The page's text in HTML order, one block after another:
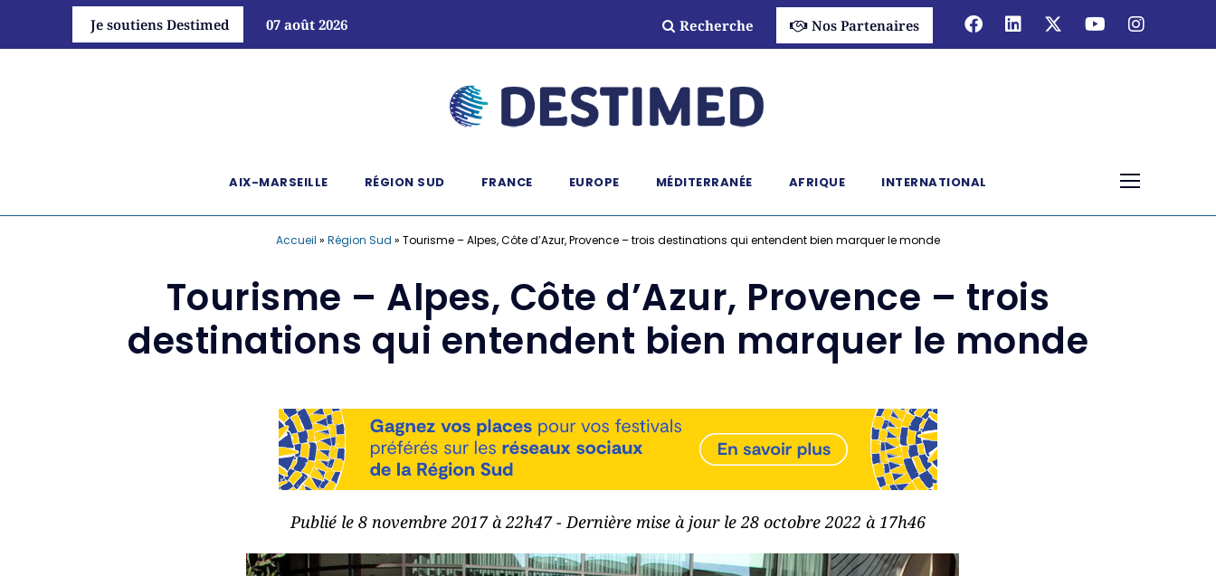
Je soutiens Destimed 07 août 2026 Recherche Nos Partenaires
AIX-MARSEILLE RÉGION SUD FRANCE EUROPE MÉDITERRANÉE AFRIQUE INTERNATIONAL
Accueil » Région Sud » Tourisme – Alpes, Côte d’Azur, Provence – trois destinations qui entendent bien marquer le monde
Tourisme – Alpes, Côte d’Azur, Provence – trois
destinations qui entendent bien marquer le monde
Publié le 8 novembre 2017 à 22h47 - Dernière mise à jour le 28 octobre 2022 à 17h46